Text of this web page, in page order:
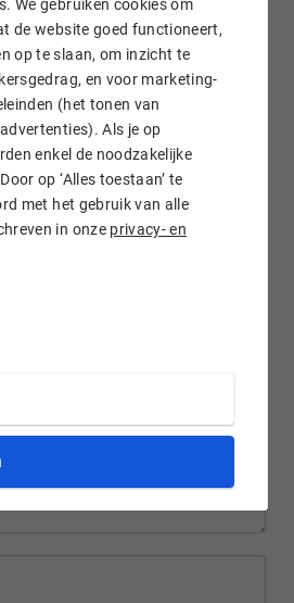
We gebruiken cookies om
de website goed functioneert,
op te slaan, om inzicht te
en voor marketing-
(het tonen van
Als je op
enkel de noodzakelijke
op ‘Alles toestaan’ te
met het gebruik van alle
in onze privacy- en
is een boekenwurm met een
voor schrijven. Naast haar
job als
bij Hostnet
zij van reizen, fitness en mode.